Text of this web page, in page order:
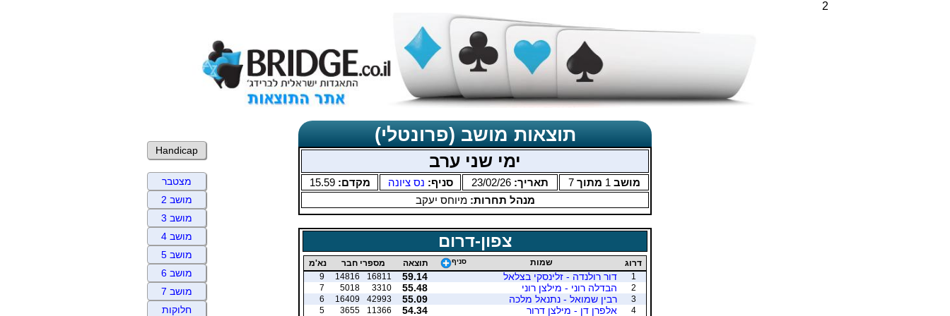
2
תוצאות מושב (פרונטלי)
ימי שני ערב
מושב 1 מתוך7 תאריך: 23/02/26 סניף: נס ציונה מקדם:15.59
מנהל תחרות:מיוחס יעקב
צפון-דרום
דרוג שמות סניף תוצאה מספרי חבר
נא'מ
1
דור רולנדה - זלינסקי בצלאל 59.14
16811
14816
9
2
הבדלה רוני - מילצן רוני 55.48
3310
5018
7
3
רבין שמואל - נתנאל מלכה 55.09
42993
16409
6
4
אלפרן דן - מילצן דרור 54.34
11366
3655
5
Handicap
מצטבר
מושב 2
מושב 3
מושב 4
מושב 5
מושב 6
מושב 7
חלוקות